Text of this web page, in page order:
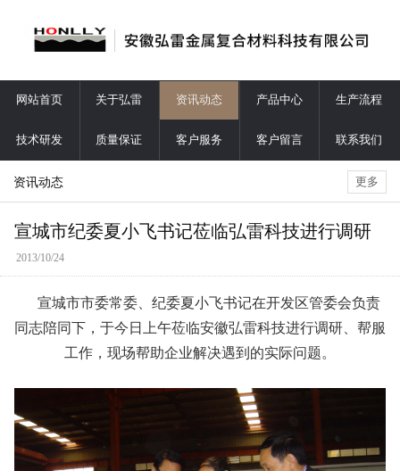
网站首页 关于弘雷 资讯动态 产品中心 生产流程
技术研发 质量保证 客户服务 客户留言 联系我们
更多
资讯动态
宣城市纪委夏小飞书记莅临弘雷科技进行调研
2013/10/24
宣城市市委常委、纪委夏小飞书记在开发区管委会负责
同志陪同下，于今日上午莅临安徽弘雷科技进行调研、帮服
工作，现场帮助企业解决遇到的实际问题。